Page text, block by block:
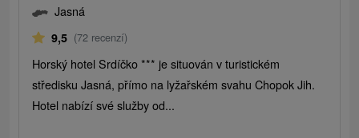
Jasná
9,5 (72 recenzí)
Horský hotel Srdíčko *** je situován v turistickém
středisku Jasná, přímo na lyžařském svahu Chopok Jih.
Hotel nabízí své služby od...